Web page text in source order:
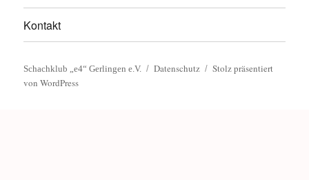
Kontakt
Schachklub „e4“ Gerlingen e.V. Datenschutz
Stolz präsentiert
von WordPress